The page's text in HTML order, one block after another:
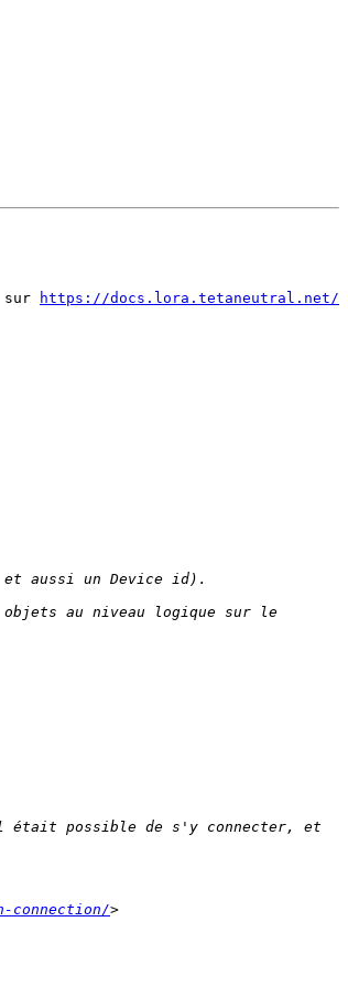
sur
https://docs.lora.tetaneutral.net/
objets au niveau logique sur le
était possible de s'y connecter, et